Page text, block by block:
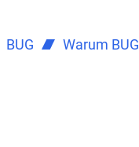
BUG Warum BUG